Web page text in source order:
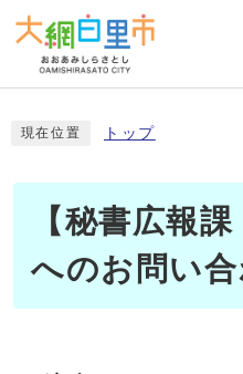
現在位置 トップ
【秘書広報
へのお問い